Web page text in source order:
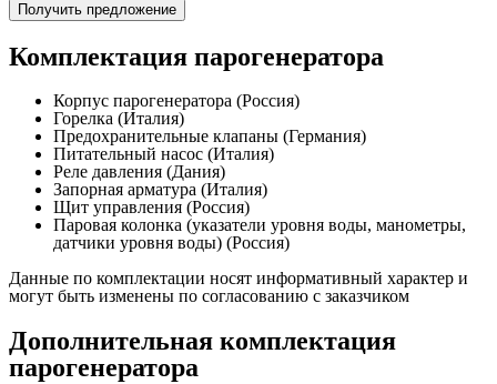
Получить предложение
Комплектация парогенератора
Корпус парогенератора (Россия)
Горелка (Италия)
Предохранительные клапаны (Германия)
Питательный насос (Италия)
Реле давления (Дания)
Запорная арматура (Италия)
Щит управления (Россия)
Паровая колонка (указатели уровня воды, манометры,
датчики уровня воды) (Россия)
Данные по комплектации носят информативный характер и
могут быть изменены по согласованию с заказчиком
Дополнительная комплектация
парогенератора